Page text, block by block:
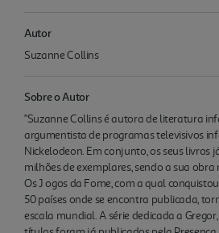
Autor
Suzanne Collins
Sobre o Autor
"Suzanne Collins é autora de literatura
argumentista de programas televisivos
Nickelodeon. Em conjunto, os seus livros
milhões de exemplares, sendo a sua
Os J ogos da Fome, com a qual
50 países onde se encontra publicada,
escala mundial. A série dedicada a